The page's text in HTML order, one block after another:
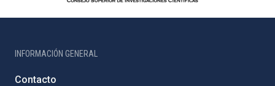
INFORMACIÓN GENERAL
Contacto